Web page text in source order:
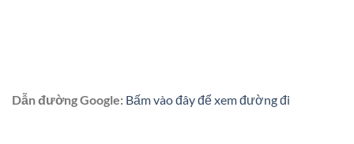
Dẫn đường Google: Bấm vào đây để xem đường đi